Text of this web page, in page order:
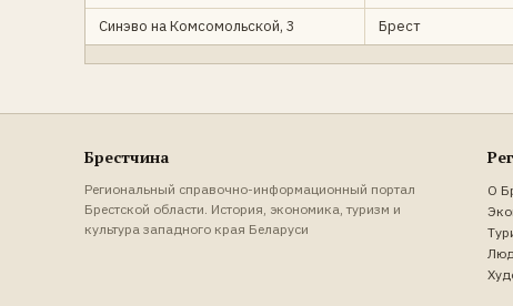
Синэво на Комсомольской, 3
Брест
Брестчина
Региональный справочно-информационный портал
Брестской области. История, экономика, туризм и
культура западного края Беларуси
О